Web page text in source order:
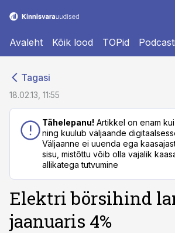
Avaleht Kõik lood TOPid
Tagasi
18.02.13, 11:55
Tähelepanu! Artikkel on enam
ning kuulub väljaande
Väljaanne ei uuenda ega
sisu, mistõttu võib olla vajalik
allikatega tutvumine
Elektri börsihind
jaanuaris 4%